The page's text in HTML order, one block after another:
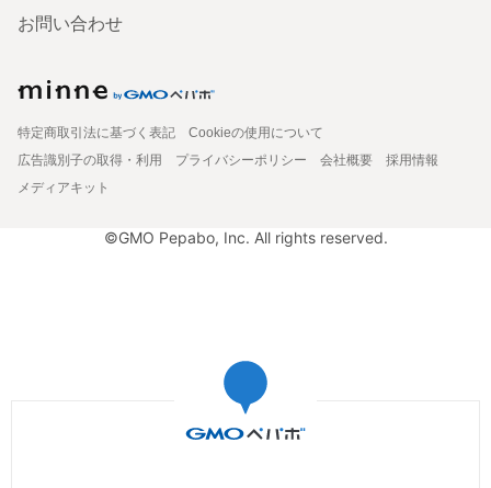
お問い合わせ
特定商取引法に基づく表記
Cookieの使用について
広告識別子の取得・利用
プライバシーポリシー 会社概要
採用情報
メディアキット
©GMO Pepabo, Inc. All rights reserved.